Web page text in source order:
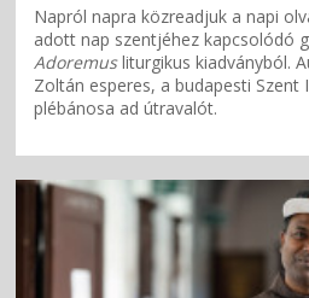
Napról napra közreadjuk a napi
adott nap szentjéhez kapcsolódó
Adoremusliturgikus kiadványból.
Zoltán esperes, a budapesti Szent
plébánosa ad útravalót.